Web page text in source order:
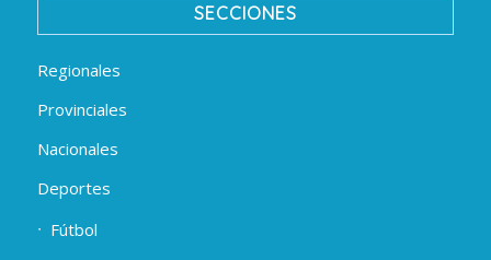
SECCIONES
Regionales
Provinciales
Nacionales
Deportes
Fútbol